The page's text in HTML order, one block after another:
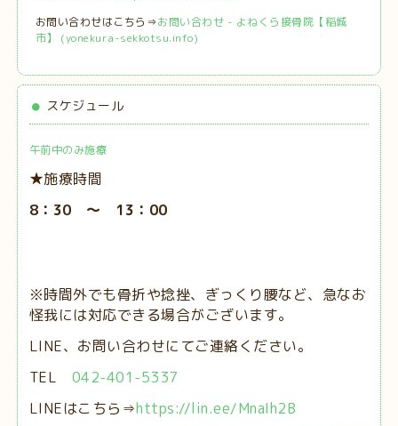
お問い合わせはこちら⇒お問い合わせ - よねくら接骨院【稲城
市】 (yonekura-sekkotsu.info)
スケジュール
午前中のみ施療
★施療時間
8：30 ～ 13：00
※時間外でも骨折や捻挫、ぎっくり腰など、急なお
怪我には対応できる場合がございます。
LINE、お問い合わせにてご連絡ください。
TEL 042-401-5337
LINEはこちら⇒https://lin.ee/MnaIh2B